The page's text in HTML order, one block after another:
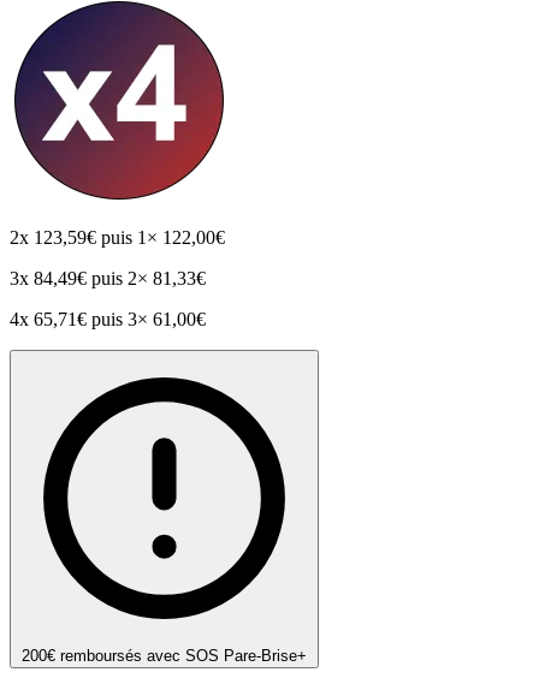
2x 123,59€ puis 1× 122,00€
3x 84,49€ puis 2× 81,33€
4x 65,71€ puis 3× 61,00€
200€ remboursés avec SOS Pare-Brise+